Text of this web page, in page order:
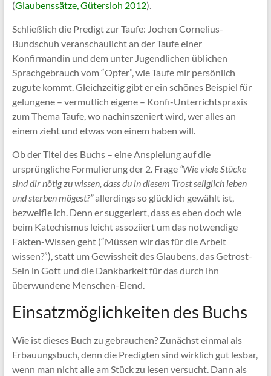
(Glaubenssätze, Gütersloh 2012).
Schließlich die Predigt zur Taufe: Jochen Cornelius-
Bundschuh veranschaulicht an der Taufe einer
Konfirmandin und dem unter Jugendlichen üblichen
Sprachgebrauch vom “Opfer”, wie Taufe mir persönlich
zugute kommt. Gleichzeitig gibt er ein schönes Beispiel für
gelungene – vermutlich eigene – Konfi-Unterrichtspraxis
zum Thema Taufe, wo nachinszeniert wird, wer alles an
einem zieht und etwas von einem haben will.
Ob der Titel des Buchs – eine Anspielung auf die
ursprüngliche Formulierung der 2. Frage “Wie viele Stücke
sind dir nötig zu wissen, dass du in diesem Trost seliglich leben
und sterben mögest?”allerdings so glücklich gewählt ist,
bezweifle ich. Denn er suggeriert, dass es eben doch wie
beim Katechismus leicht assoziiert um das notwendige
Fakten-Wissen geht (“Müssen wir das für die Arbeit
wissen?”), statt um Gewissheit des Glaubens, das Getrost-
Sein in Gott und die Dankbarkeit für das durch ihn
überwundene Menschen-Elend.
Einsatzmöglichkeiten des Buchs
Wie ist dieses Buch zu gebrauchen? Zunächst einmal als
Erbauungsbuch, denn die Predigten sind wirklich gut lesbar,
wenn man nicht alle am Stück zu lesen versucht. Dann als